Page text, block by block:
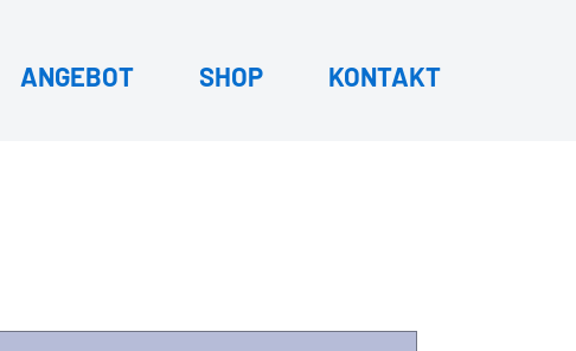
ANGEBOT SHOP KONTAKT